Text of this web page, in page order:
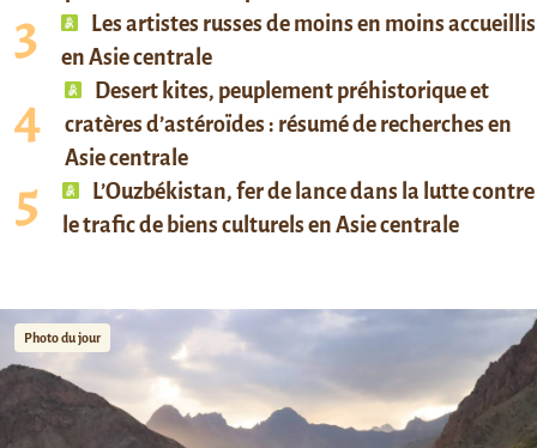
Les artistes russes de moins en moins accueillis
en Asie centrale
Desert kites, peuplement préhistorique et
cratères d’astéroïdes : résumé de recherches en
Asie centrale
L’Ouzbékistan, fer de lance dans la lutte contre
le trafic de biens culturels en Asie centrale
Photo du jour